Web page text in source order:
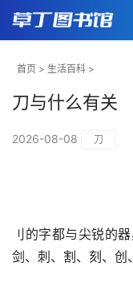
首页 > 生活百科 >
刀与什么有关
2026-08-08 刀
刂的字都与尖锐的
剑、刺、割、刻、创